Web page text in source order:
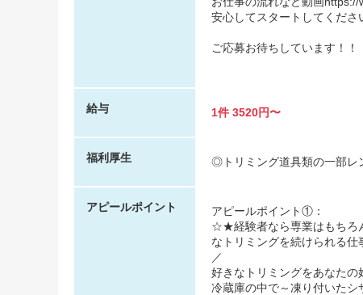
安心してスタートしてくださ
ご応募お待ちしています！！
給与 1件 3520円〜
福利厚生 ◎トリミング道具類の一部レ
アピールポイント
アピールポイント①：
☆★経験者なら専業はもちろ
なトリミングを続けられる
／
好きなトリミングをあなた
冷蔵庫の中で～凍り付いたシ